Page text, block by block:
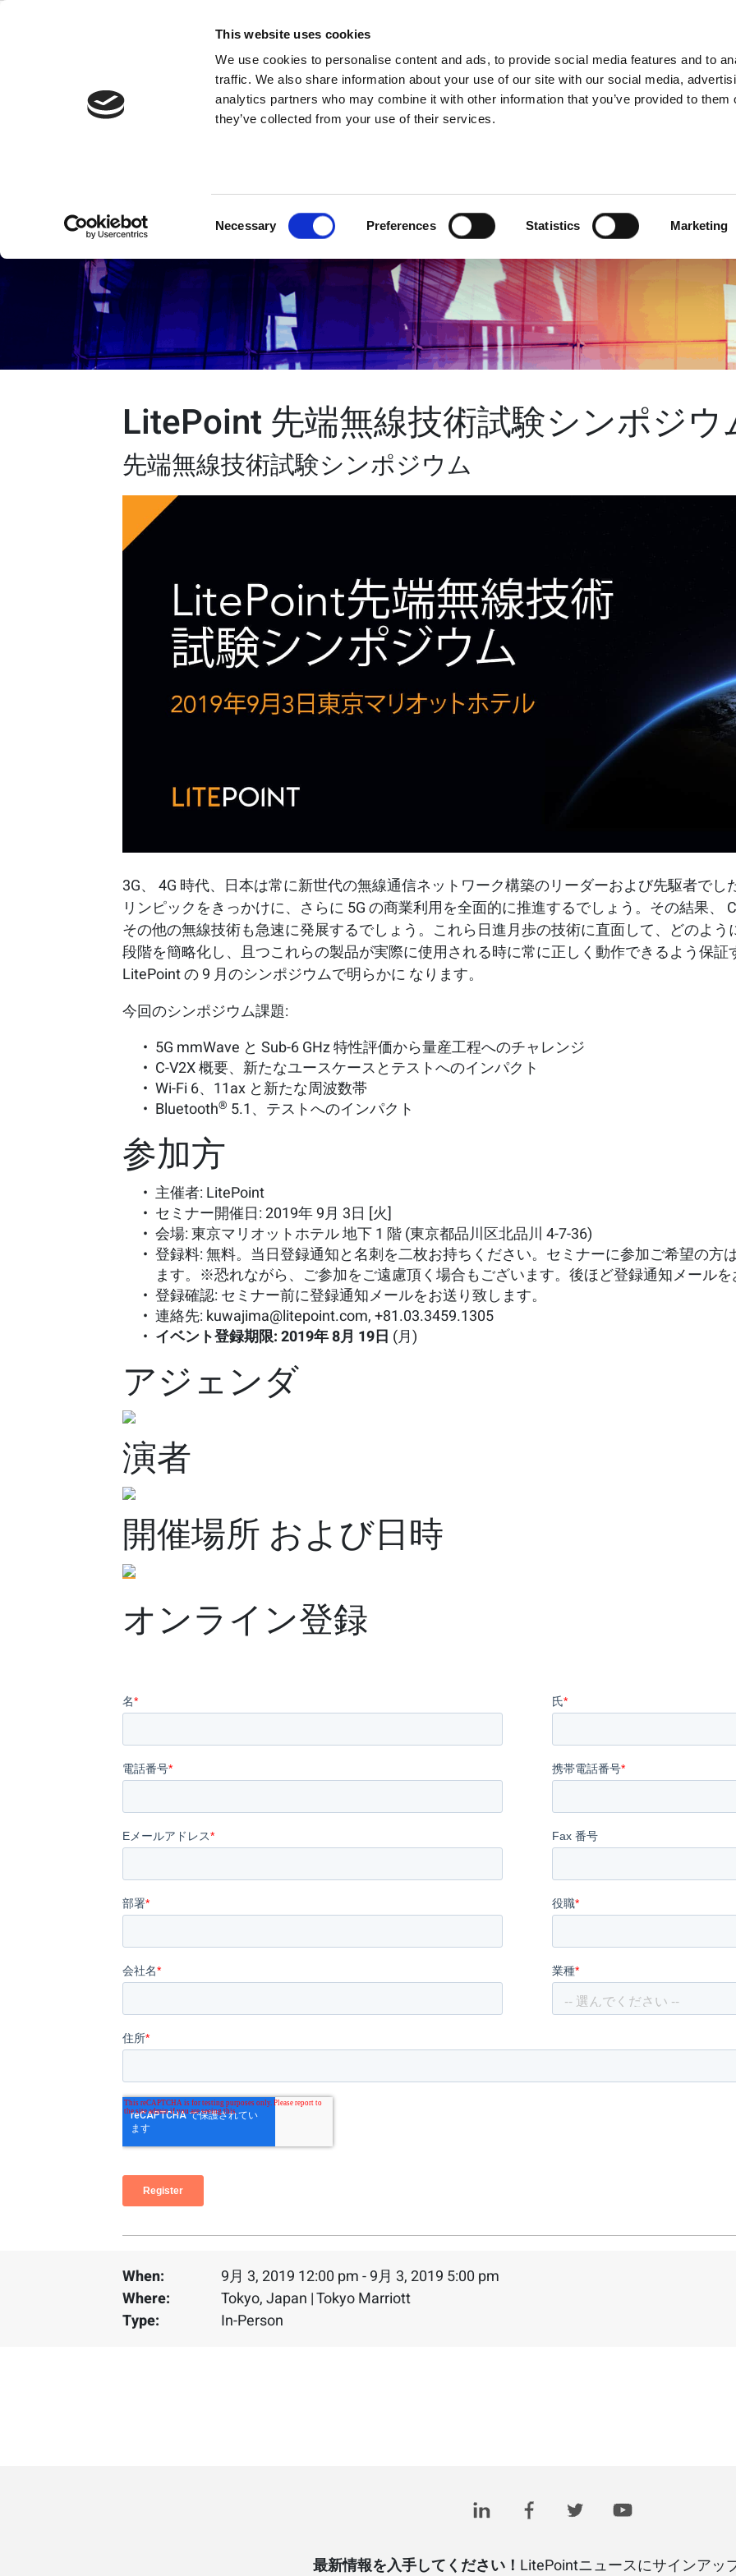
This website uses cookies
We use cookies to personalise content and ads, to provide social media features and to
traffic. We also share information about your use of our site with our social media,
analytics partners who may combine it with other information that you’ve provided to them
they’ve collected from your use of their services.
Necessary Preferences Statistics Marketing
Events & Engagements
LitePoint 先端無線技術試験シンポジウ
先端無線技術試験シンポジウム
3G、 4G 時代、日本は常に新世代の無線通信ネットワーク構築のリーダーおよび先駆者で
リンピックをきっかけに、さらに 5G の商業利用を全面的に推進するでしょう。その結果、
その他の無線技術も急速に発展するでしょう。これら日進月歩の技術に直面して、どのよ
段階を簡略化し、且つこれらの製品が実際に使用される時に常に正しく動作できるよう保
LitePoint の 9 月のシンポジウムで明らかに なります。
今回のシンポジウム課題:
5G mmWave と Sub-6 GHz 特性評価から量産工程へのチャレンジ
C-V2X 概要、新たなユースケースとテストへのインパクト
Wi-Fi 6、11ax と新たな周波数帯
Bluetooth® 5.1、テストへのインパクト
参加方
主催者: LitePoint
セミナー開催日: 2019年 9月 3日 [火]
会場: 東京マリオットホテル 地下 1 階 (東京都品川区北品川 4-7-36)
登録料: 無料。当日登録通知と名刺を二枚お持ちください。セミナーに参加ご希望の方
ます。※恐れながら、ご参加をご遠慮頂く場合もございます。後ほど登録通知メール
登録確認: セミナー前に登録通知メールをお送り致します。
連絡先: kuwajima@litepoint.com, +81.03.3459.1305
イベント登録期限: 2019年 8月 19日 (月)
アジェンダ
演者
開催場所 および日時
オンライン登録
When:
9月 3, 2019 12:00 pm - 9月 3, 2019 5:00 pm
Where:
Tokyo, Japan | Tokyo Marriott
Type:
In-Person
最新情報を入手してください！ LitePointニュースにサインアッ